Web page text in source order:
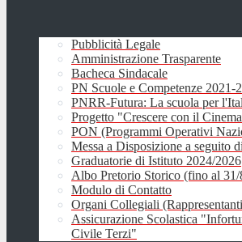
Pubblicità Legale
Amministrazione Trasparente
Bacheca Sindacale
PN Scuole e Competenze 2021-
PNRR-Futura: La scuola per
Progetto "Crescere con il
PON (Programmi Operativi
Messa a Disposizione a seguito
Graduatorie di Istituto 2024/2026
Albo Pretorio Storico (fino al
Modulo di Contatto
Organi Collegiali
Assicurazione Scolastica
Civile Terzi"